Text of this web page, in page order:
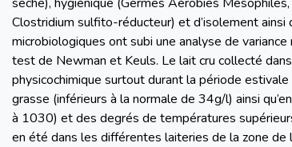
Clostridium sulfito-réducteur) et d’isolement
microbiologiques ont subi une analyse de
test de Newman et Keuls. Le lait cru collecté
physicochimique surtout durant la période
grasse (inférieurs à la normale de 34g/l) ainsi
à 1030) et des degrés de températures
en été dans les différentes laiteries de la zone de